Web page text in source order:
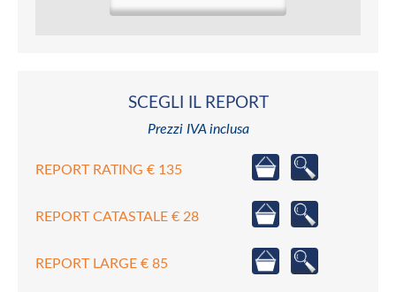
SCEGLI IL REPORT
Prezzi IVA inclusa
REPORT RATING € 135
REPORT CATASTALE € 28
REPORT LARGE € 85